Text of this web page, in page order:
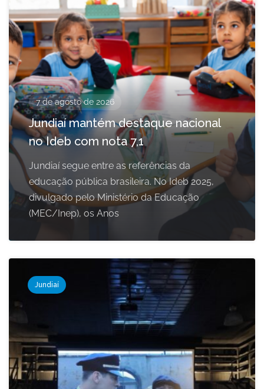
7 de agosto de 2026
Jundiaí mantém destaque nacional
no Ideb com nota 7,1
Jundiaí segue entre as referências da
educação pública brasileira. No Ideb 2025,
divulgado pelo Ministério da Educação
(MEC/Inep), os Anos
Jundiaí